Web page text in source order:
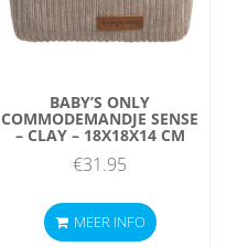
BABY’S ONLY
COMMODEMANDJE SENSE
– CLAY – 18X18X14 CM
€31.95
MEER INFO